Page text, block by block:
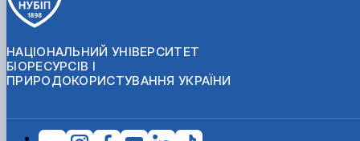
НАЦІОНАЛЬНИЙ УНІВЕРСИТЕТ
БІОРЕСУРСІВ І
ПРИРОДОКОРИСТУВАННЯ УКРАЇНИ